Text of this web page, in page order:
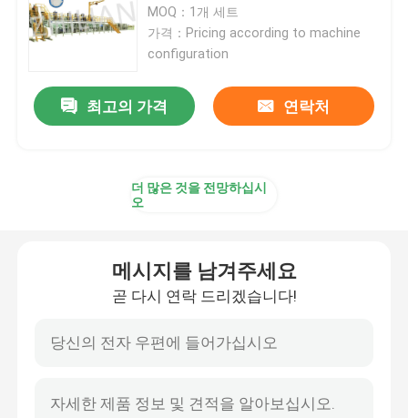
요실금 바지 기계
실금 패드 기계
Pet 기저귀 생산기
마테르니티 패드 성형기
팬티 라이너 기계
MOQ：1개 세트
가격：Pricing according to machine
configuration
최고의 가격 연락처
더 많은 것을 전망하십시
오
메시지를 남겨주세요
곧 다시 연락 드리겠습니다!